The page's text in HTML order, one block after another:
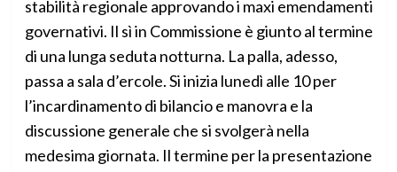
stabilità regionale approvando i maxi emendamenti
governativi. Il sì in Commissione è giunto al termine
di una lunga seduta notturna. La palla, adesso,
passa a sala d’ercole. Si inizia lunedì alle 10 per
l’incardinamento di bilancio e manovra e la
discussione generale che si svolgerà nella
medesima giornata. Il termine per la presentazione